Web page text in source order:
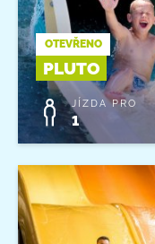
OTEVŘENO
PLUTO
JÍZDA PRO
1